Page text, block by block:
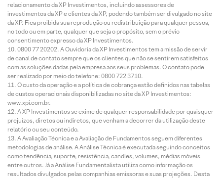
relacionamento da XP Investimentos, incluindo assessores de
investimentos da XP e clientes da XP, podendo também ser divulgado no site
da XP. Fica proibida sua reprodução ou redistribuição para qualquer pessoa,
no todo ou em parte, qualquer que seja o propósito, sem o prévio
consentimento expresso da XP Investimentos.
0800 77 20202. A Ouvidoria da XP Investimentos tem a missão de servir
de canal de contato sempre que os clientes que não se sentirem satisfeitos
com as soluções dadas pela empresa aos seus problemas. O contato pode
ser realizado por meio do telefone: 0800 722 3710.
O custo da operação e a política de cobrança estão definidos nas tabelas
de custos operacionais disponibilizadas no site da XP Investimentos:
www.xpi.com.br.
A XP Investimentos se exime de qualquer responsabilidade por quaisquer
prejuízos, diretos ou indiretos, que venham a decorrer da utilização deste
relatório ou seu conteúdo.
A Avaliação Técnica e a Avaliação de Fundamentos seguem diferentes
metodologias de análise. A Análise Técnica é executada seguindo conceitos
como tendência, suporte, resistência, candles, volumes, médias móveis
entre outros. Já a Análise Fundamentalista utiliza como informação os
resultados divulgados pelas companhias emissoras e suas projeções. Desta